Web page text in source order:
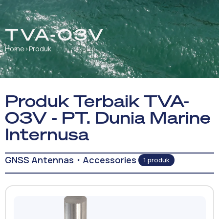
TVA-03V
Home›Produk
Produk Terbaik TVA-
03V - PT. Dunia Marine
Internusa
GNSS Antennas・Accessories 1 produk